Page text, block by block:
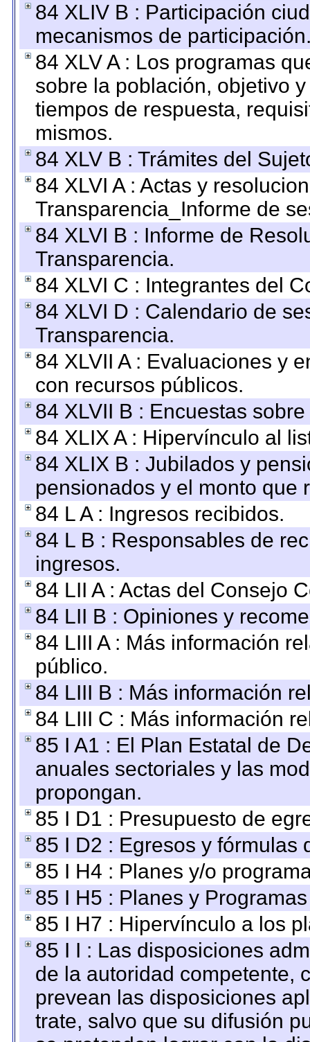
84 XLIV B : Participación
mecanismos de
84 XLV A : Los programas
sobre la población, objetivo
tiempos de respuesta,
mismos.
84 XLV B : Trámites del
84 XLVI A : Actas y
Transparencia_Informe de
84 XLVI B : Informe de
Transparencia.
84 XLVI C : Integrantes del
84 XLVI D : Calendario de
Transparencia.
84 XLVII A : Evaluaciones y
con recursos públicos.
84 XLVII B : Encuestas
84 XLIX A : Hipervínculo al
84 XLIX B : Jubilados y
pensionados y el monto que
84 L A : Ingresos recibidos.
84 L B : Responsables de
ingresos.
84 LII A : Actas del Consejo
84 LII B : Opiniones y
84 LIII A : Más información
público.
84 LIII B : Más información
84 LIII C : Más información
85 I A1 : El Plan Estatal de
anuales sectoriales y las
propongan.
85 I D1 : Presupuesto de
85 I D2 : Egresos y fórmulas
85 I H4 : Planes y/o
85 I H5 : Planes y
85 I H7 : Hipervínculo a los
85 I I : Las disposiciones
de la autoridad competente,
prevean las disposiciones
trate, salvo que su difusión